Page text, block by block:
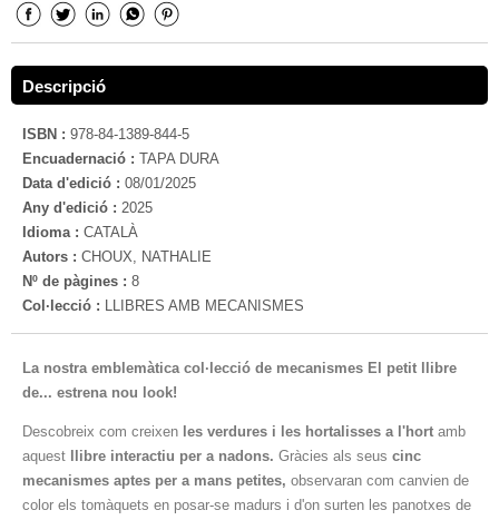
Descripció
ISBN : 978-84-1389-844-5
Encuadernació : TAPA DURA
Data d'edició : 08/01/2025
Any d'edició : 2025
Idioma : CATALÀ
Autors : CHOUX, NATHALIE
Nº de pàgines : 8
Col·lecció : LLIBRES AMB MECANISMES
La nostra emblemàtica col·lecció de mecanismes El petit llibre
de... estrena nou look!
Descobreix com creixen les verdures i les hortalisses a l'hort amb
aquest
llibre interactiu per a nadons. Gràcies als seus cinc
mecanismes aptes per a mans petites, observaran com canvien de
color els tomàquets en posar-se madurs i d'on surten les panotxes de